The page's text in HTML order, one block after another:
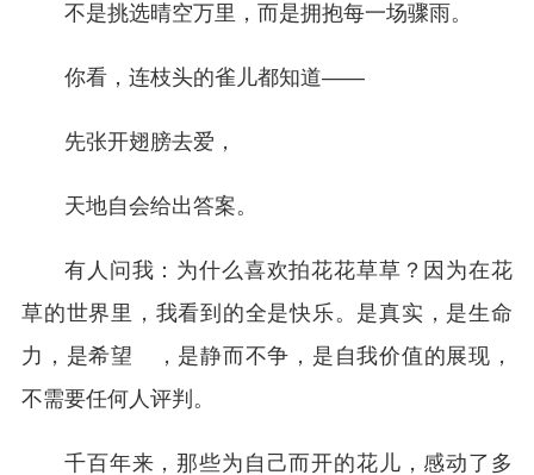
不是挑选晴空万里，而是拥抱每一场骤雨。
你看，连枝头的雀儿都知道——
先张开翅膀去爱，
天地自会给出答案。
有人问我：为什么喜欢拍花花草草？因为在花
草的世界里，我看到的全是快乐。是真实，是生命
力，是希望 ，是静而不争，是自我价值的展现，
不需要任何人评判。
千百年来，那些为自己而开的花儿，感动了多